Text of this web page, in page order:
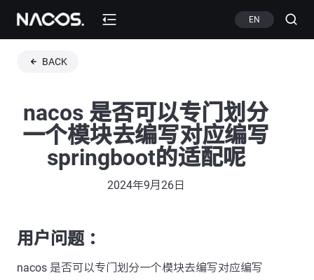
EN
BACK
nacos 是否可以专门划分
一个模块去编写对应编写
springboot的适配呢
2024年9月26日
用户问题 ：
nacos 是否可以专门划分一个模块去编写对应编写